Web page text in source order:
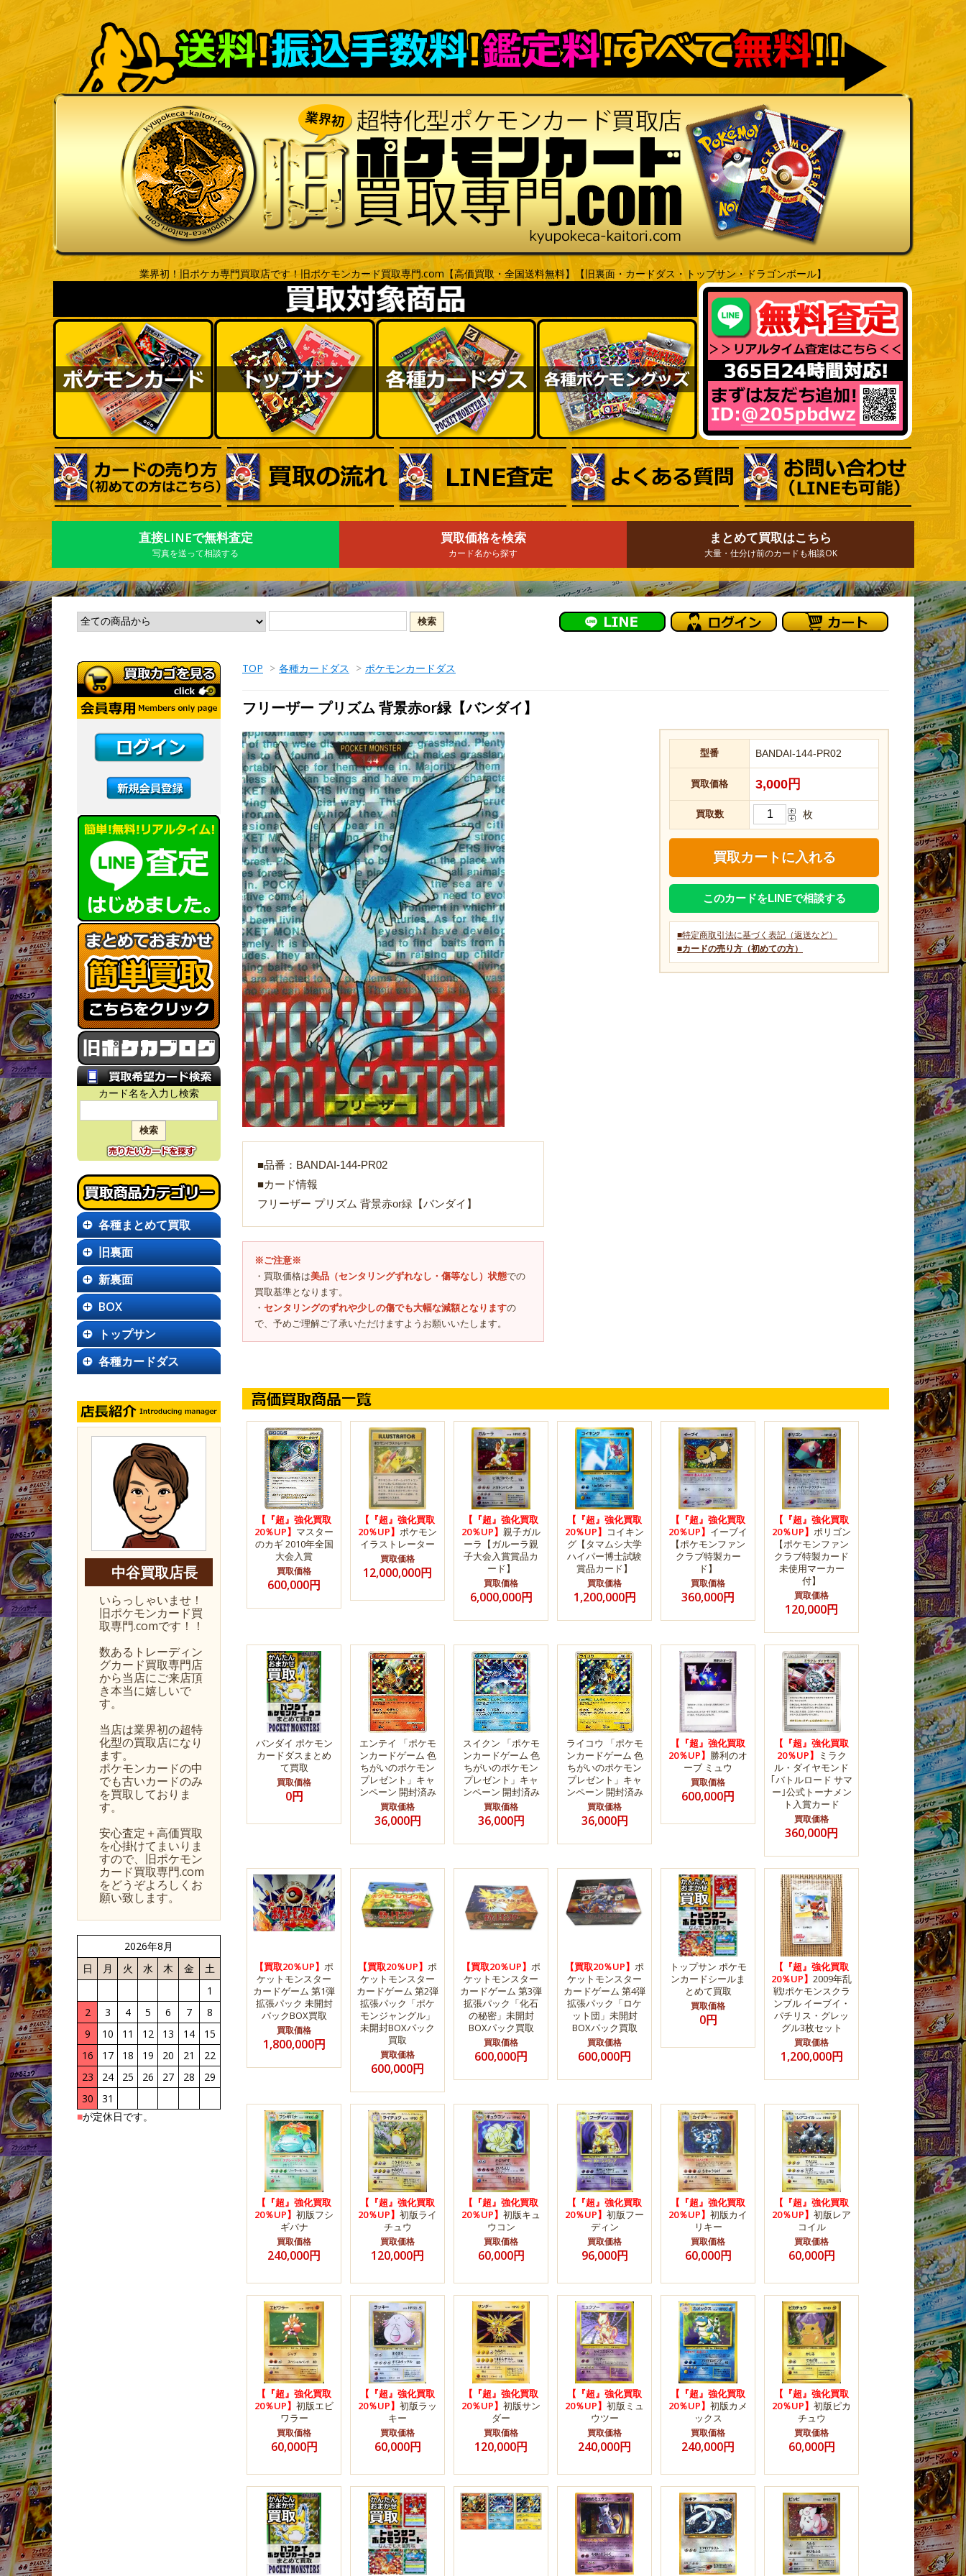
業界初！旧ポケカ専門買取店です！旧ポケモンカード買取専門.com【高価買取・全国送料無料】【旧裏面・カードダス・トップサン・ドラゴンボール】
直接LINEで無料査定
写真を送って相談する
買取価格を検索
カード名から探す
まとめて買取はこちら
大量・仕分け前のカードも相談OK
TOP > 各種カードダス > ポケモンカードダス
フリーザー プリズム 背景赤or緑【バンダイ】
型番 BANDAI-144-PR02
買取価格 3,000円
買取数 枚
このカードをLINEで相談する
■特定商取引法に基づく表記（返送など）
■カードの売り方（初めての方）
■品番：BANDAI-144-PR02
■カード情報
フリーザー プリズム 背景赤or緑【バンダイ】
※ご注意※
・買取価格は美品（センタリングずれなし・傷等なし）状態での
買取基準となります。
・ センタリングのずれや少しの傷でも大幅な減額となりますの
で、予めご理解ご了承いただけますようお願いいたします。
Loading...
【『超』強化買取
20％UP】 マスター
のカギ 2010年全国
大会入賞
買取価格
600,000円
【『超』強化買取
20％UP】 ポケモン
イラストレーター
買取価格
12,000,000円
【『超』強化買取
20％UP】 親子ガル
ーラ【ガルーラ親
子大会入賞賞品カ
ード】
買取価格
6,000,000円
【『超』強化買取
20％UP】 コイキン
グ【タマムシ大学
ハイパー博士試験
賞品カード】
買取価格
1,200,000円
【『超』強化買取
20％UP】 イーブイ
【ポケモンファン
クラブ特製カー
ド】
買取価格
360,000円
【『超』強化買取
20％UP】 ポリゴン
【ポケモンファン
クラブ特製カード
未使用マーカー
付】
買取価格
120,000円
バンダイ ポケモン
カードダスまとめ
て買取
買取価格
0円
エンテイ 「ポケモ
ンカードゲーム 色
ちがいのポケモン
プレゼント」キャ
ンペーン 開封済み
買取価格
36,000円
スイクン 「ポケモ
ンカードゲーム 色
ちがいのポケモン
プレゼント」キャ
ンペーン 開封済み
買取価格
36,000円
ライコウ 「ポケモ
ンカードゲーム 色
ちがいのポケモン
プレゼント」キャ
ンペーン 開封済み
買取価格
36,000円
【『超』強化買取
20％UP】 勝利のオ
ーブ ミュウ
買取価格
600,000円
【『超』強化買取
20％UP】 ミラク
ル・ダイヤモンド
｢バトルロード サマ
ー｣公式トーナメン
ト入賞カード
買取価格
360,000円
【買取20％UP】 ポ
ケットモンスター
カードゲーム 第1弾
拡張パック 未開封
パックBOX買取
買取価格
1,800,000円
【買取20％UP】 ポ
ケットモンスター
カードゲーム 第2弾
拡張パック「ポケ
モンジャングル」
未開封BOXパック
買取
買取価格
600,000円
【買取20％UP】 ポ
ケットモンスター
カードゲーム 第3弾
拡張パック「化石
の秘密」未開封
BOXパック買取
買取価格
600,000円
【買取20％UP】 ポ
ケットモンスター
カードゲーム 第4弾
拡張パック「ロケ
ット団」未開封
BOXパック買取
買取価格
600,000円
トップサン ポケモ
ンカードシールま
とめて買取
買取価格
0円
【『超』強化買取
20％UP】 2009年乱
戦!ポケモンスクラ
ンブル イーブイ・
パチリス・グレッ
グル3枚セット
買取価格
1,200,000円
【『超』強化買取
20％UP】 初版フシ
ギバナ
買取価格
240,000円
【『超』強化買取
20％UP】 初版ライ
チュウ
買取価格
120,000円
【『超』強化買取
20％UP】 初版キュ
ウコン
買取価格
60,000円
【『超』強化買取
20％UP】 初版フー
ディン
買取価格
96,000円
【『超』強化買取
20％UP】 初版カイ
リキー
買取価格
60,000円
【『超』強化買取
20％UP】 初版レア
コイル
買取価格
60,000円
【『超』強化買取
20％UP】 初版エビ
ワラー
買取価格
60,000円
【『超』強化買取
20％UP】 初版ラッ
キー
買取価格
60,000円
【『超』強化買取
20％UP】 初版サン
ダー
買取価格
120,000円
【『超』強化買取
20％UP】 初版ミュ
ウツー
買取価格
240,000円
【『超』強化買取
20％UP】 初版カメ
ックス
買取価格
240,000円
【『超』強化買取
20％UP】 初版ピカ
チュウ
買取価格
60,000円
カード名を入力し検索
各種まとめて買取
旧裏面
新裏面
BOX
トップサン
各種カードダス
中谷買取店長
いらっしゃいませ！
旧ポケモンカード買
取専門.comです！！
数あるトレーディン
グカード買取専門店
から当店にご来店頂
き本当に嬉しいで
す。
当店は業界初の超特
化型の買取店になり
ます。
ポケモンカードの中
でも古いカードのみ
を買取しておりま
す。
安心査定＋高価買取
を心掛けてまいりま
すので、旧ポケモン
カード買取専門.com
をどうぞよろしくお
願い致します。
2026年8月
日
月 火 水 木 金
土
1
2
3 4 5 6 7
8
9
10 11 12 13 14
15
16
17 18 19 20 21
22
23
24 25 26 27 28
29
30
31
■が定休日です。